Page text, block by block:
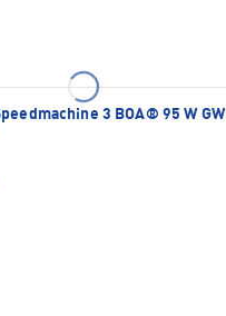
3 BOA® 95 W GW